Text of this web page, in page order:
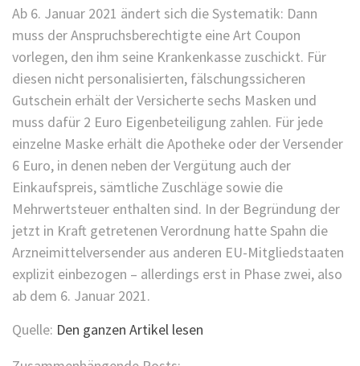
Ab 6. Januar 2021 ändert sich die Systematik: Dann
muss der Anspruchsberechtigte eine Art Coupon
vorlegen, den ihm seine Krankenkasse zuschickt. Für
diesen nicht personalisierten, fälschungssicheren
Gutschein erhält der Versicherte sechs Masken und
muss dafür 2 Euro Eigenbeteiligung zahlen. Für jede
einzelne Maske erhält die Apotheke oder der Versender
6 Euro, in denen neben der Vergütung auch der
Einkaufspreis, sämtliche Zuschläge sowie die
Mehrwertsteuer enthalten sind. In der Begründung der
jetzt in Kraft getretenen Verordnung hatte Spahn die
Arzneimittelversender aus anderen EU-Mitgliedstaaten
explizit einbezogen – allerdings erst in Phase zwei, also
ab dem 6. Januar 2021.
Quelle: Den ganzen Artikel lesen